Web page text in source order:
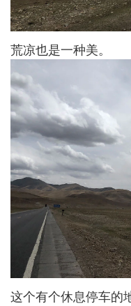
荒凉也是一种美。
这个有个休息停车的